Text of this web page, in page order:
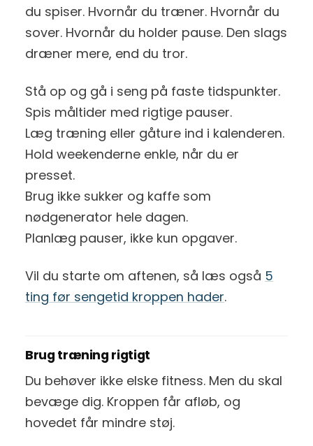
du spiser. Hvornår du træner. Hvornår du
sover. Hvornår du holder pause. Den slags
dræner mere, end du tror.
Stå op og gå i seng på faste tidspunkter.
Spis måltider med rigtige pauser.
Læg træning eller gåture ind i kalenderen.
Hold weekenderne enkle, når du er
presset.
Brug ikke sukker og kaffe som
nødgenerator hele dagen.
Planlæg pauser, ikke kun opgaver.
Vil du starte om aftenen, så læs også 5
ting før sengetid kroppen hader.
Brug træning rigtigt
Du behøver ikke elske fitness. Men du skal
bevæge dig. Kroppen får afløb, og
hovedet får mindre støj.